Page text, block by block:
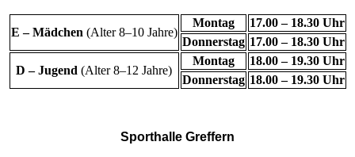
E – Mädchen (Alter 8–10 Jahre)
Montag
17.00 – 18.30 Uhr
Donnerstag 17.00 – 18.30 Uhr
D – Jugend (Alter 8–12 Jahre)
Montag
18.00 – 19.30 Uhr
Donnerstag 18.00 – 19.30 Uhr
Sporthalle Greffern